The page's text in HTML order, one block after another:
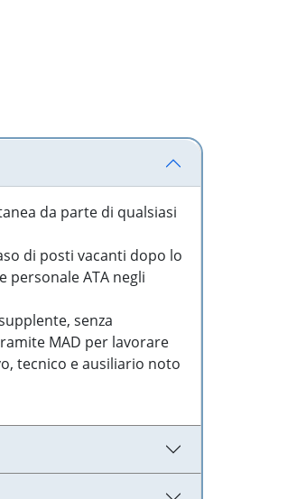
da parte di qualsiasi
di posti vacanti dopo lo
ATA negli
senza
MAD per lavorare
tecnico e ausiliario noto